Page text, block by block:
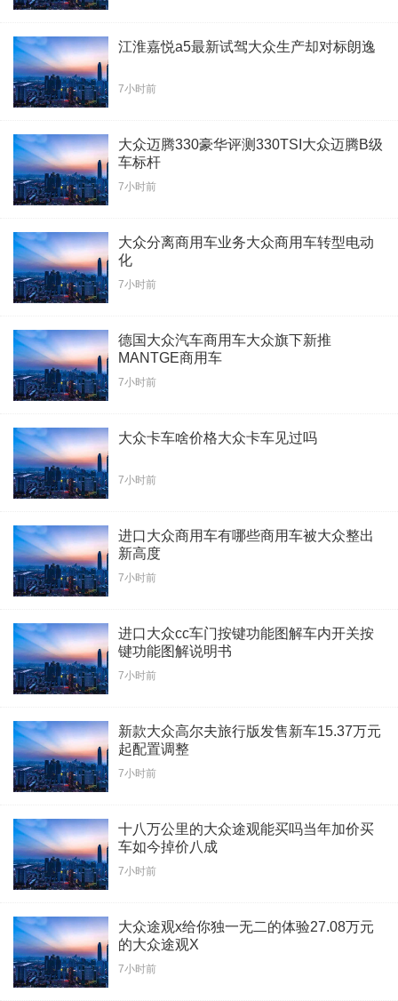
江淮嘉悦a5最新试驾大众生产却对标朗逸
7小时前
大众迈腾330豪华评测330TSI大众迈腾B级
车标杆
7小时前
大众分离商用车业务大众商用车转型电动
化
7小时前
德国大众汽车商用车大众旗下新推
MANTGE商用车
7小时前
大众卡车啥价格大众卡车见过吗
7小时前
进口大众商用车有哪些商用车被大众整出
新高度
7小时前
进口大众cc车门按键功能图解车内开关按
键功能图解说明书
7小时前
新款大众高尔夫旅行版发售新车15.37万元
起配置调整
7小时前
十八万公里的大众途观能买吗当年加价买
车如今掉价八成
7小时前
大众途观x给你独一无二的体验27.08万元
的大众途观X
7小时前